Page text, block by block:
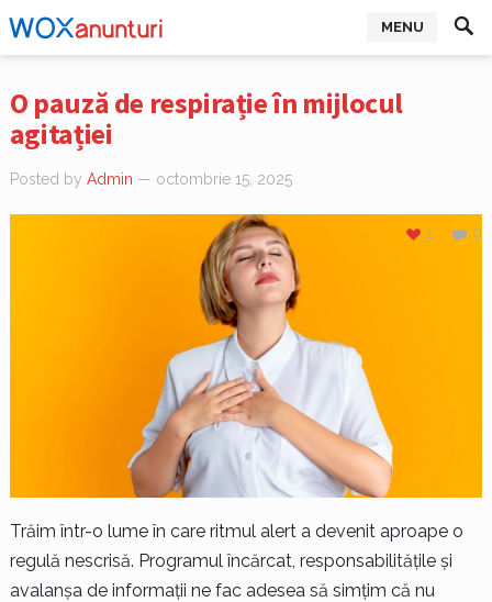
MENU
O pauză de respirație în mijlocul
agitației
Posted by Admin — octombrie 15, 2025
0
1
Trăim într-o lume în care ritmul alert a devenit aproape o
regulă nescrisă. Programul încărcat, responsabilitățile și
avalanșa de informații ne fac adesea să simțim că nu